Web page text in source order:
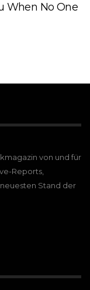
When No One
von und für
Reports,
Stand der